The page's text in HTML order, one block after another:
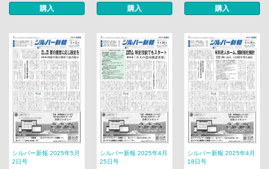
購入 購入 購入
シルバー新報 2025年5月
2日号
シルバー新報 2025年4月
25日号
シルバー新報 2025年4月
18日号